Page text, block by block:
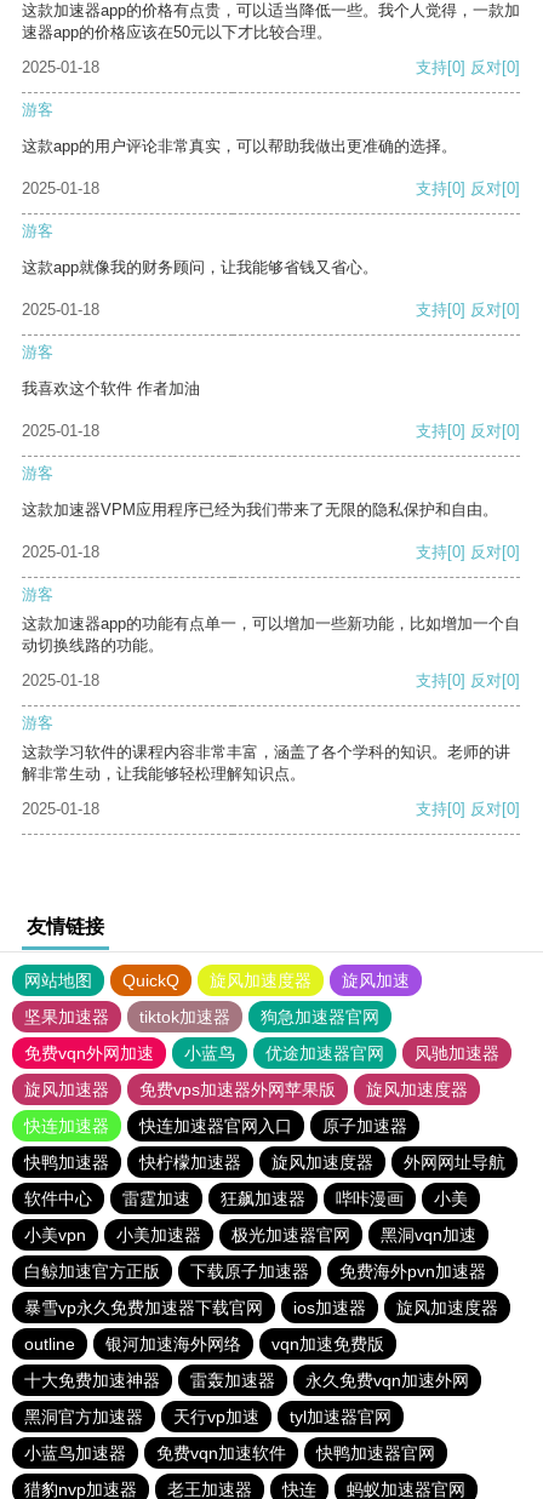
这款加速器app的价格有点贵，可以适当降低一些。我个人觉得，一款加
速器app的价格应该在50元以下才比较合理。
2025-01-18
支持[0] 反对[0]
游客
这款app的用户评论非常真实，可以帮助我做出更准确的选择。
2025-01-18 支持[0] 反对[0]
游客
这款app就像我的财务顾问，让我能够省钱又省心。
2025-01-18 支持[0] 反对[0]
游客
我喜欢这个软件 作者加油
2025-01-18 支持[0] 反对[0]
游客
这款加速器VPM应用程序已经为我们带来了无限的隐私保护和自由。
2025-01-18 支持[0] 反对[0]
游客
这款加速器app的功能有点单一，可以增加一些新功能，比如增加一个自
动切换线路的功能。
2025-01-18
支持[0] 反对[0]
游客
这款学习软件的课程内容非常丰富，涵盖了各个学科的知识。老师的讲
解非常生动，让我能够轻松理解知识点。
2025-01-18
支持[0] 反对[0]
友情链接
网站地图 QuickQ 旋风加速度器
旋风加速
坚果加速器
tiktok加速器
狗急加速器官网
免费vqn外网加速
小蓝鸟 优途加速器官网
风驰加速器
旋风加速器
免费vps加速器外网苹果版
旋风加速度器
快连加速器
快连加速器官网入口
原子加速器
快鸭加速器
快柠檬加速器 旋风加速度器
外网网址导航
软件中心
雷霆加速 狂飙加速器 哔咔漫画
小美
小美vpn
小美加速器 极光加速器官网
黑洞vqn加速
白鲸加速官方正版
下载原子加速器
免费海外pvn加速器
暴雪vp永久免费加速器下载官网
ios加速器
旋风加速度器
outline
银河加速海外网络
vqn加速免费版
十大免费加速神器
雷轰加速器
永久免费vqn加速外网
黑洞官方加速器
天行vp加速
tyl加速器官网
小蓝鸟加速器
免费vqn加速软件
快鸭加速器官网
猎豹nvp加速器
老王加速器 快连 蚂蚁加速器官网